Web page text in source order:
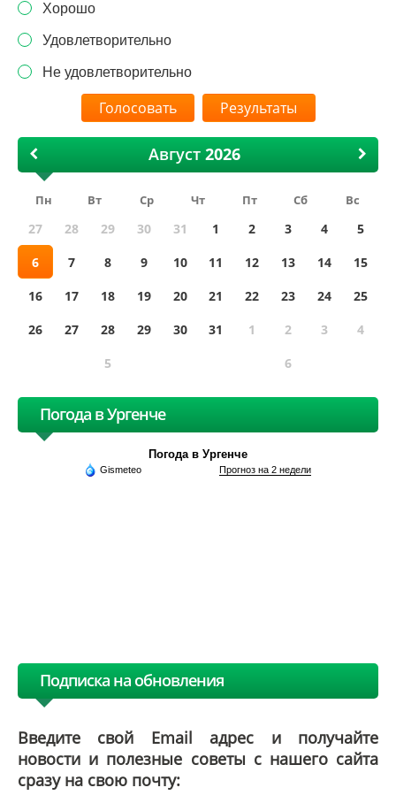
Хорошо
Удовлетворительно
Не удовлетворительно
Результаты
Август
Пн Вт Ср Чт Пт Сб Вс
27 28 29 30 31 1 2 3 4
5
6
7 8 9 10 11 12 13 14
15
16
17 18 19 20 21 22 23 24
25
26
27 28 29 30 31 1 2 3
4
5
6
Погода в Ургенче
Погода в Ургенче
Gismeteo Прогноз на 2 недели
Подписка на обновления
Введите свой Email адрес и получайте
новости и полезные советы с нашего сайта
сразу на свою почту: